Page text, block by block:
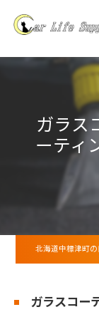
ガラス
ーティ
ガラスコー